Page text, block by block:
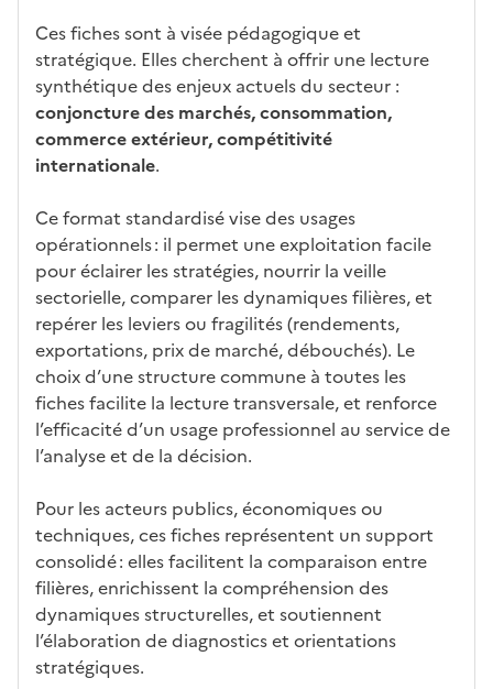
Ces fiches sont à visée pédagogique et
stratégique. Elles cherchent à offrir une lecture
synthétique des enjeux actuels du secteur :
conjoncture des marchés, consommation,
commerce extérieur, compétitivité
internationale.
Ce format standardisé vise des usages
opérationnels : il permet une exploitation facile
pour éclairer les stratégies, nourrir la veille
sectorielle, comparer les dynamiques filières, et
repérer les leviers ou fragilités (rendements,
exportations, prix de marché, débouchés). Le
choix d’une structure commune à toutes les
fiches facilite la lecture transversale, et renforce
l’efficacité d’un usage professionnel au service de
l’analyse et de la décision.
Pour les acteurs publics, économiques ou
techniques, ces fiches représentent un support
consolidé : elles facilitent la comparaison entre
filières, enrichissent la compréhension des
dynamiques structurelles, et soutiennent
l’élaboration de diagnostics et orientations
stratégiques.